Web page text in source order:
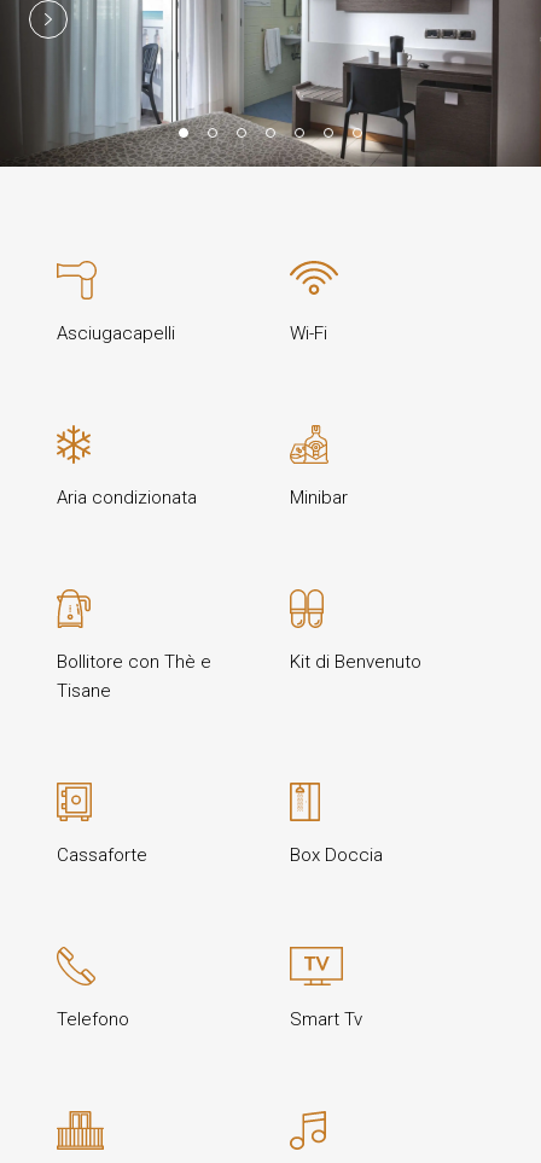
Asciugacapelli Wi-Fi
Aria condizionata Minibar
Bollitore con Thè e
Tisane
Kit di Benvenuto
Cassaforte Box Doccia
Telefono Smart Tv